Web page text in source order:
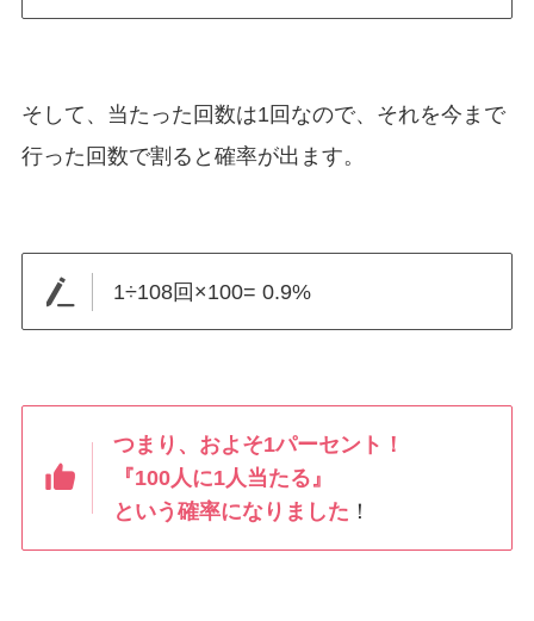
そして、当たった回数は1回なので、それを今まで
行った回数で割ると確率が出ます。
1÷108回×100= 0.9%
つまり、およそ1パーセント！
『100人に1人当たる』
という確率になりました ！